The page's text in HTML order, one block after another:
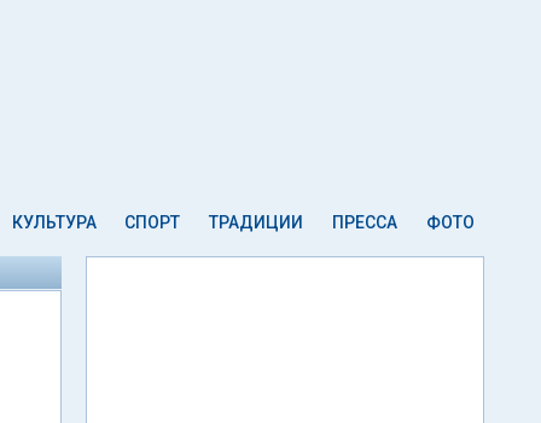
КУЛЬТУРА СПОРТ ТРАДИЦИИ ПРЕССА ФОТО